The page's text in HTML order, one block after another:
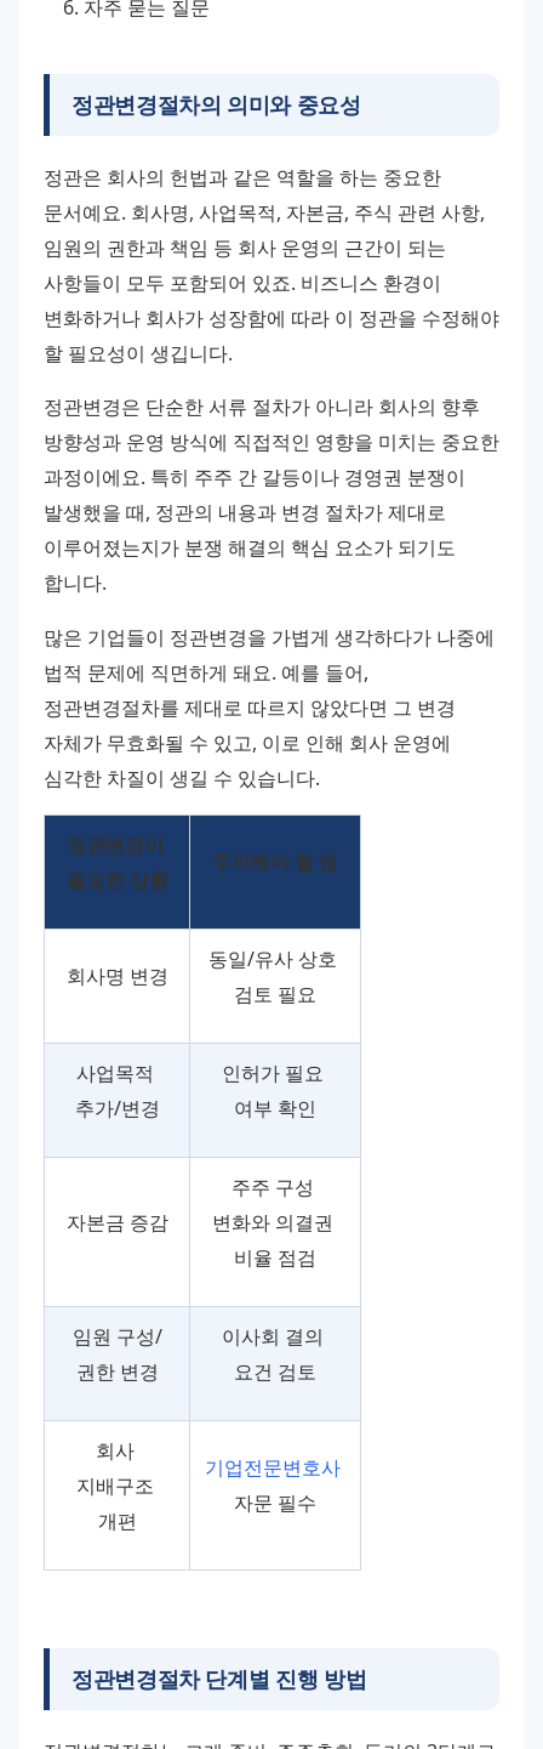
자주 묻는 질문
정관변경절차의 의미와 중요성
정관은 회사의 헌법과 같은 역할을 하는 중요한
문서예요. 회사명, 사업목적, 자본금, 주식 관련 사항,
임원의 권한과 책임 등 회사 운영의 근간이 되는
사항들이 모두 포함되어 있죠. 비즈니스 환경이
변화하거나 회사가 성장함에 따라 이 정관을 수정해야
할 필요성이 생깁니다.
정관변경은 단순한 서류 절차가 아니라 회사의 향후
방향성과 운영 방식에 직접적인 영향을 미치는 중요한
과정이에요. 특히 주주 간 갈등이나 경영권 분쟁이
발생했을 때, 정관의 내용과 변경 절차가 제대로
이루어졌는지가 분쟁 해결의 핵심 요소가 되기도
합니다.
많은 기업들이 정관변경을 가볍게 생각하다가 나중에
법적 문제에 직면하게 돼요. 예를 들어,
정관변경절차를 제대로 따르지 않았다면 그 변경
자체가 무효화될 수 있고, 이로 인해 회사 운영에
심각한 차질이 생길 수 있습니다.
정관변경이
필요한 상황
주의해야 할 점
회사명 변경
동일/유사 상호
검토 필요
사업목적
추가/변경
인허가 필요
여부 확인
자본금 증감
주주 구성
변화와 의결권
비율 점검
임원 구성/
권한 변경
이사회 결의
요건 검토
회사
지배구조
개편
기업전문변호사
자문 필수
정관변경절차 단계별 진행 방법